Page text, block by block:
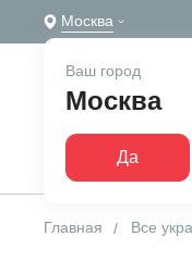
Москва
Ваш город
Москва
Да
Главная Все